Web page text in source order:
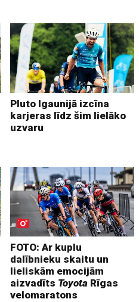
Pluto Igaunijā izcīna
karjeras līdz šim lielāko
uzvaru
FOTO: Ar kuplu
dalībnieku skaitu un
lieliskām emocijām
aizvadīts Toyota Rīgas
velomaratons